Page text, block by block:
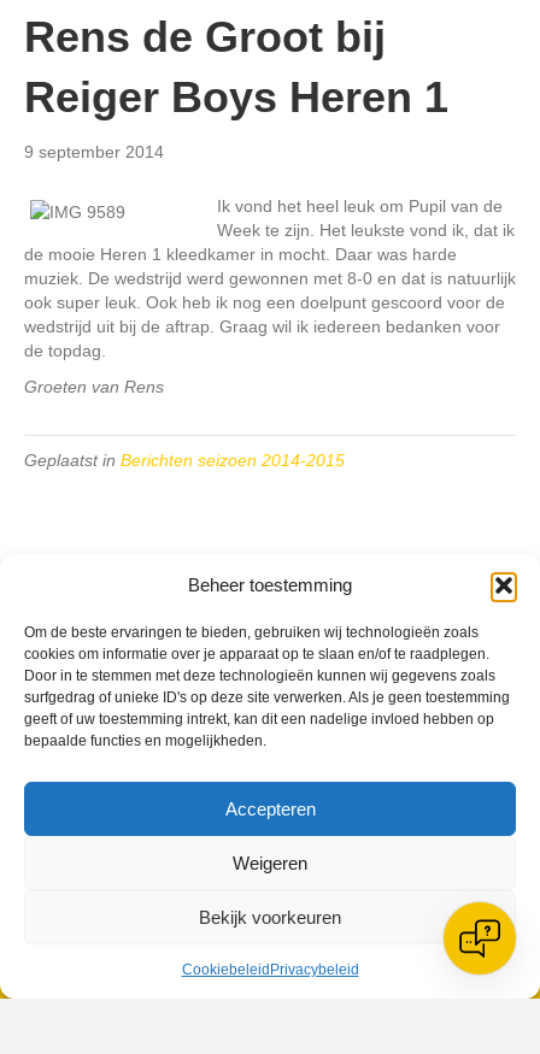
Beheer toestemming
Om de beste ervaringen te bieden, gebruiken wij technologieën zoals
cookies om informatie over je apparaat op te slaan en/of te raadplegen.
Door in te stemmen met deze technologieën kunnen wij gegevens zoals
surfgedrag of unieke ID's op deze site verwerken. Als je geen toestemming
geeft of uw toestemming intrekt, kan dit een nadelige invloed hebben op
bepaalde functies en mogelijkheden.
Accepteren
Weigeren
Bekijk voorkeuren
Cookiebeleid Privacybeleid
Rens de Groot bij
Reiger Boys Heren 1
9 september 2014
Ik vond het heel leuk om Pupil van de
Week te zijn. Het leukste vond ik, dat ik
de mooie Heren 1 kleedkamer in mocht. Daar was harde
muziek. De wedstrijd werd gewonnen met 8-0 en dat is natuurlijk
ook super leuk. Ook heb ik nog een doelpunt gescoord voor de
wedstrijd uit bij de aftrap. Graag wil ik iedereen bedanken voor
de topdag.
Groeten van Rens
Geplaatst in Berichten seizoen 2014-2015
De Wending, Lotte Beesedijk 1
1705 NA Heerhugowaard
Google maps route
Reglementen
Cookiebeleid